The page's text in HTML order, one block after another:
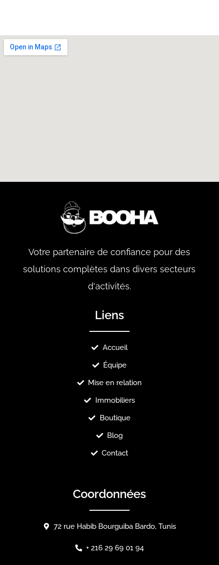
Votre partenaire de confiance pour des
solutions complètes dans divers secteurs
d'activités.
Liens
Accueil
Équipe
Mise en relation
Immobiliers
Boutique
Blog
Contact
Coordonnées
72 rue Habib Bourguiba Bardo, Tunis
+ 216 29 69 01 94